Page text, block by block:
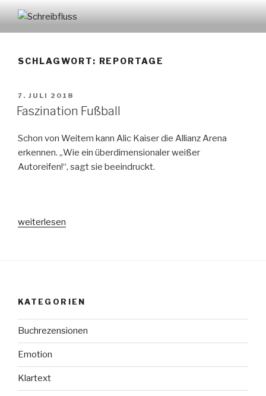
Inhalt
springenSCHREIBFLUSS
SCHLAGWORT: REPORTAGE
VERÖFFENTLICHT
AM
7. JULI 2018
Faszination Fußball
Schon von Weitem kann Alic Kaiser die Allianz Arena
erkennen. „Wie ein überdimensionaler weißer
Autoreifen!“, sagt sie beeindruckt.
„Faszination
weiterlesen
KATEGORIEN
Buchrezensionen
Emotion
Klartext